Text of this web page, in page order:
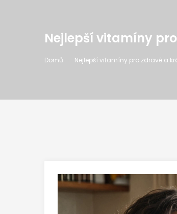
Nejlepší vitamíny
Domů Nejlepší vitamíny pro zdravé a